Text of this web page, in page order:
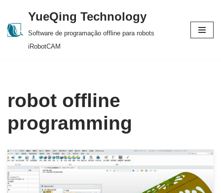
Skip
YueQing Technology
Software de programação offline para robots
iRobotCAM
robot offline
programming